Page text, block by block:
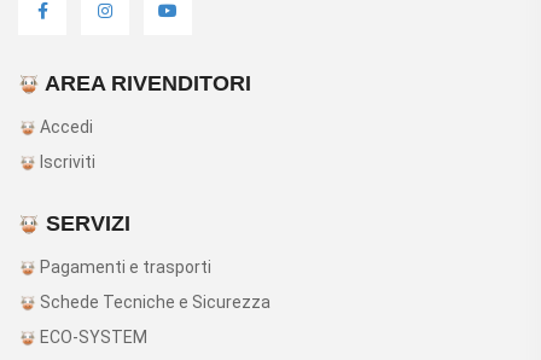
AREA RIVENDITORI
Accedi
Iscriviti
SERVIZI
Pagamenti e trasporti
Schede Tecniche e Sicurezza
ECO-SYSTEM